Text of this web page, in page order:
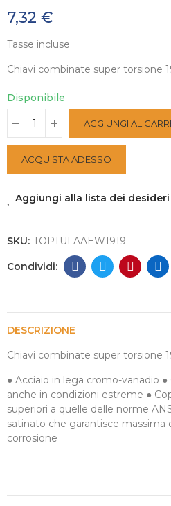
7,32 €
Tasse incluse
Chiavi combinate super torsione
Disponibile
AGGIUNGI AL
ACQUISTA ADESSO
Aggiungi alla lista dei desideri
SKU: TOPTULAAEW1919
DESCRIZIONE
Chiavi combinate super torsione
● Acciaio in lega cromo-vanadio
anche in condizioni estreme ●
superiori a quelle delle norme
satinato che garantisce massima
corrosione